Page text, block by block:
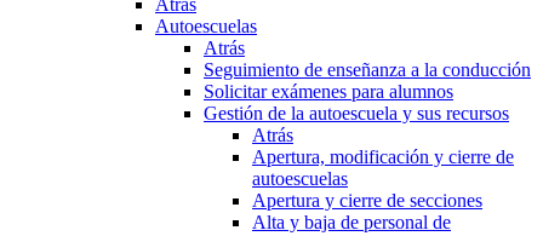
Atrás
Autoescuelas
Atrás
Seguimiento de enseñanza a la conducción
Solicitar exámenes para alumnos
Gestión de la autoescuela y sus recursos
Atrás
Apertura, modificación y cierre de
autoescuelas
Apertura y cierre de secciones
Alta y baja de personal de